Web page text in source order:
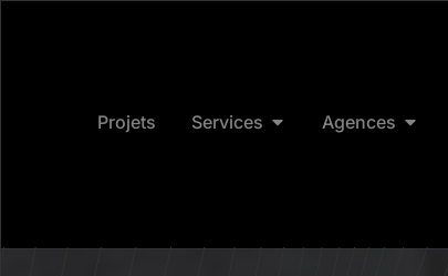
Projets Services Agences